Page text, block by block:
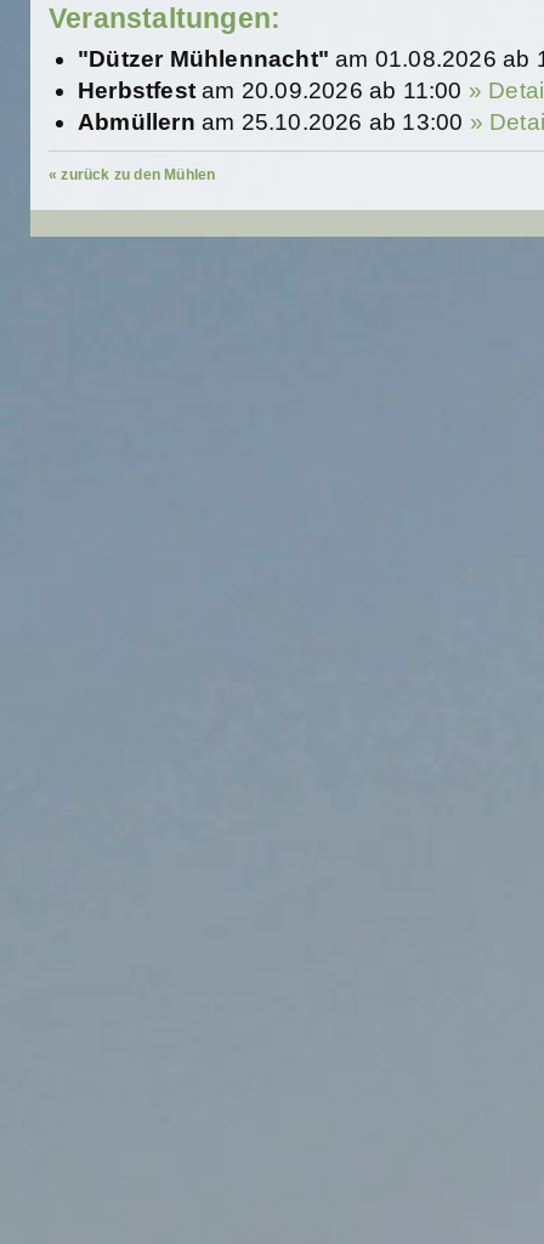
Veranstaltungen:
"Dützer Mühlennacht" am 01.08.2026 ab
Herbstfest am 20.09.2026 ab 11:00 »
Abmüllern am 25.10.2026 ab 13:00 »
« zurück zu den Mühlen